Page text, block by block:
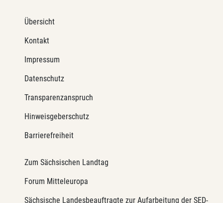
Übersicht
Kontakt
Impressum
Datenschutz
Transparenzanspruch
Hinweisgeberschutz
Barrierefreiheit
Zum Sächsischen Landtag
Forum Mitteleuropa
Sächsische Landesbeauftragte zur Aufarbeitung der SED-